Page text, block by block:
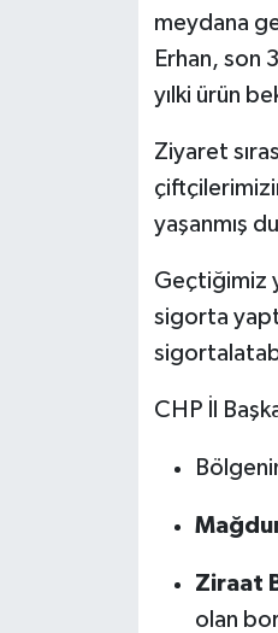
meydana
Erhan, son
yılki ürün
Ziyaret
yaşanmış
Geçtiğimiz
sigorta
CHP İl
Ziraat
olan